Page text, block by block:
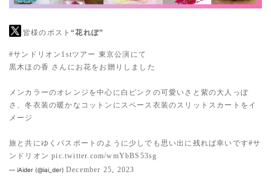
皆様のポスト“花れぽ”
#サンドリオン1stツアー 東京公演にて
黒木ほの香 さんにお花をお贈りしました
メンカラーのオレンジを中心に白ピンクの可愛いさと紫の大人っぽ
さ、冬衣装の暖かなコットンにスペース衣装のスリットスカートをイ
メージ
旅と共にゆくパスポートのように少しでも思い出に残れば幸いです#サ
ンドリオン pic.twitter.com/wmYbBS53sg
— iAider (@iai_der) December 25, 2023